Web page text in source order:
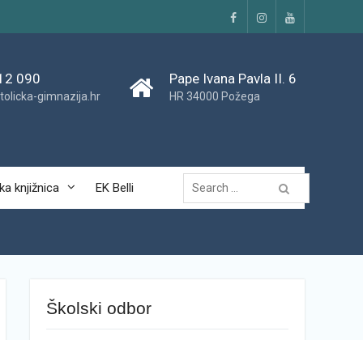
FacebookInstagramYouTube
090
gimnazija.hr
Pape Ivana Pavla II. 6
HR 34000 Požega
knjižnica EK Belli
Traži...
Školski odbor